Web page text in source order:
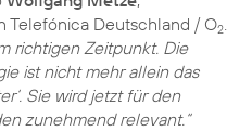
Telefónica Deutschland / O2.
richtigen Zeitpunkt. Die
ist nicht mehr allein das
Sie wird jetzt für den
zunehmend relevant.“